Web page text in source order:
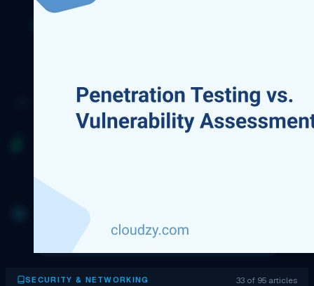
SECURITY & NETWORKING 33 of 95 articles